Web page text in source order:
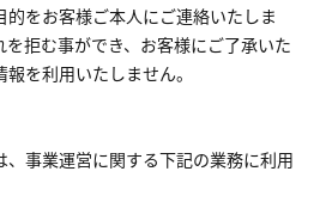
をお客様ご本人にご連絡いたしま
拒む事ができ、お客様にご了承いた
を利用いたしません。
事業運営に関する下記の業務に利用